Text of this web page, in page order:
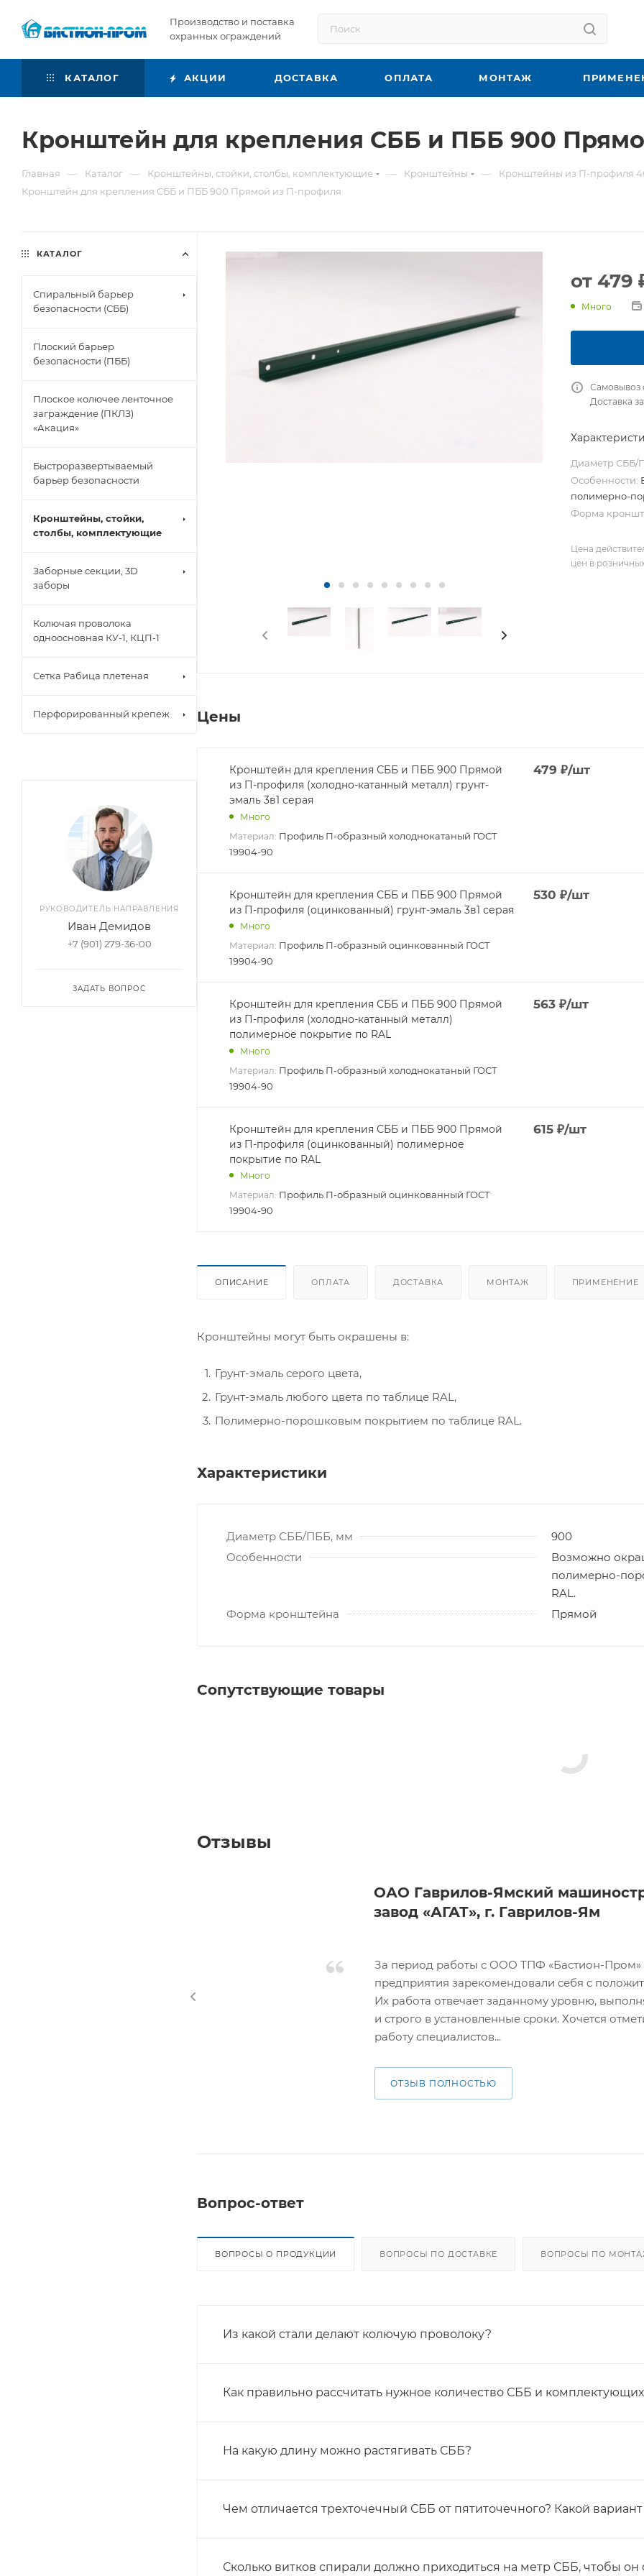
Производство и поставка
охранных ограждений
КАТАЛОГ АКЦИИ ДОСТАВКА ОПЛАТА МОНТАЖ
Кронштейн для крепления СББ и ПББ 900
Главная — Каталог — Кронштейны, стойки, столбы, комплектующие — Кронштейны — Кронштейны из П-профиля
Кронштейн для крепления СББ и ПББ 900 Прямой из П-профиля
от 479
Много
Самовывоз
Доставка
Диаметр СББ/
Особенности:
полимерно-
Форма
Цена
цен в
Цены
Кронштейн для крепления СББ и ПББ 900 Прямой
из П-профиля (холодно-катанный металл) грунт-
эмаль 3в1 серая
Много
Материал: Профиль П-образный холоднокатаный ГОСТ
19904-90
479 ₽/шт
Кронштейн для крепления СББ и ПББ 900 Прямой
из П-профиля (оцинкованный) грунт-эмаль 3в1 серая
Много
Материал: Профиль П-образный оцинкованный ГОСТ
19904-90
530 ₽/шт
Кронштейн для крепления СББ и ПББ 900 Прямой
из П-профиля (холодно-катанный металл)
полимерное покрытие по RAL
Много
Материал: Профиль П-образный холоднокатаный ГОСТ
19904-90
563 ₽/шт
Кронштейн для крепления СББ и ПББ 900 Прямой
из П-профиля (оцинкованный) полимерное
покрытие по RAL
Много
Материал: Профиль П-образный оцинкованный ГОСТ
19904-90
615 ₽/шт
ОПИСАНИЕ ОПЛАТА ДОСТАВКА МОНТАЖ ПРИМЕНЕНИЕ
Кронштейны могут быть окрашены в:
Грунт-эмаль серого цвета,
Грунт-эмаль любого цвета по таблице RAL,
Полимерно-порошковым покрытием по таблице RAL.
Характеристики
Диаметр СББ/ПББ, мм
900
Особенности
Возможно
полимерно-
RAL.
Форма кронштейна
Прямой
Сопутствующие товары
Отзывы
ОАО Гаврилов-Ямский
завод «АГАТ», г. Гаврилов-Ям
За период работы с ООО ТПФ «Бастион-Пром»
предприятия зарекомендовали себя с
Их работа отвечает заданному уровню,
и строго в установленные сроки. Хочется
работу специалистов...
ОТЗЫВ ПОЛНОСТЬЮ
Вопрос-ответ
ВОПРОСЫ О ПРОДУКЦИИ ВОПРОСЫ ПО ДОСТАВКЕ ВОПРОСЫ ПО
Из какой стали делают колючую проволоку?
Как правильно рассчитать нужное количество СББ и комплектующих
На какую длину можно растягивать СББ?
Чем отличается трехточечный СББ от пятиточечного? Какой
Сколько витков спирали должно приходиться на метр СББ, чтобы
КАТАЛОГ
Спиральный барьер
безопасности (СББ)
Плоский барьер
безопасности (ПББ)
Плоское колючее ленточное
заграждение (ПКЛЗ)
«Акация»
Быстроразвертываемый
барьер безопасности
Кронштейны, стойки,
столбы, комплектующие
Заборные секции, 3D
заборы
Колючая проволока
одноосновная КУ-1, КЦП-1
Сетка Рабица плетеная
Перфорированный крепеж
РУКОВОДИТЕЛЬ НАПРАВЛЕНИЯ
Иван Демидов
+7 (901) 279-36-00
ЗАДАТЬ ВОПРОС